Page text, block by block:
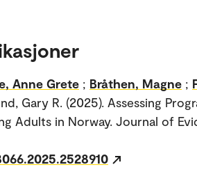
Anne Grete ; Bråthen, Magne ;
Gary R. (2025). Assessing
Adults in Norway. Journal of